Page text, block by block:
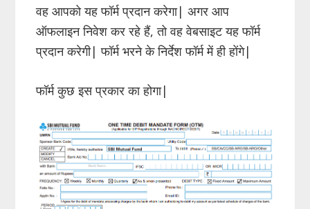
वह आपको यह फॉर्म प्रदान करेगा| अगर आप
ऑफलाइन निवेश कर रहे हैं, तो वह वेबसाइट यह फॉर्म
प्रदान करेगी| फॉर्म भरने के निर्देश फॉर्म में ही होंगे|
फॉर्म कुछ इस प्रकार का होगा|